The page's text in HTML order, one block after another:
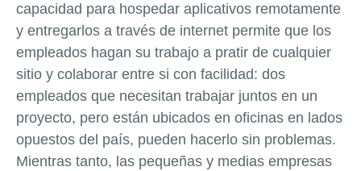
capacidad para hospedar aplicativos remotamente
y entregarlos a través de internet permite que los
empleados hagan su trabajo a pratir de cualquier
sitio y colaborar entre si con facilidad: dos
empleados que necesitan trabajar juntos en un
proyecto, pero están ubicados en oficinas en lados
opuestos del país, pueden hacerlo sin problemas.
Mientras tanto, las pequeñas y medias empresas